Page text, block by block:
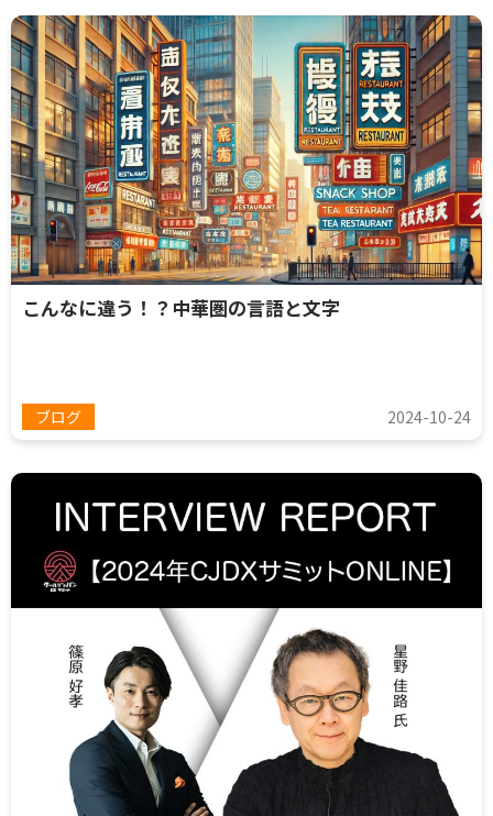
こんなに違う！？中華圏の言語と文字
ブログ 2024-10-24